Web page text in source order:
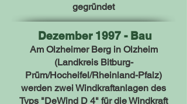
gegründet
Dezember 1997 - Bau
Am Olzheimer Berg in Olzheim
(Landkreis Bitburg-
Prüm/Hocheifel/Rheinland-Pfalz)
werden zwei Windkraftanlagen des
Typs "DeWind D 4" für die Windkraft